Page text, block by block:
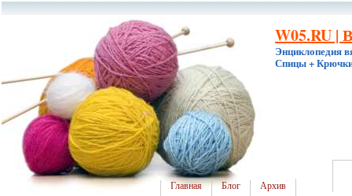
W05.RU |
Энциклопедия
Спицы +
Главная Блог Архив